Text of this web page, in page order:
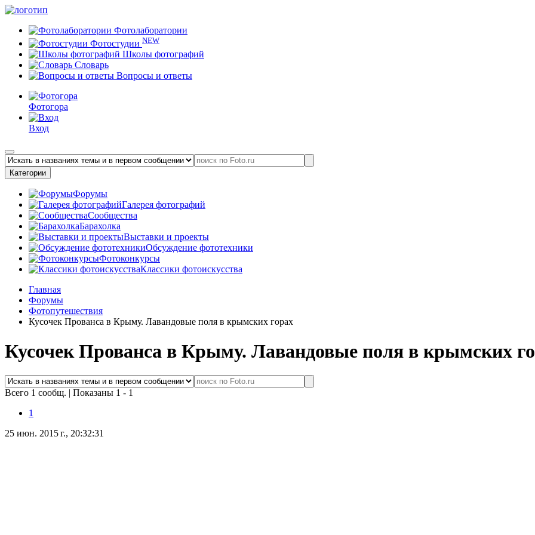
Фотолаборатории
Фотостудии NEW
Школы фотографий
Словарь
Вопросы и ответы
Фотогора
Вход
Категории
Форумы
Галерея фотографий
Сообщества
Барахолка
Выставки и проекты
Обсуждение фототехники
Фотоконкурсы
Классики фотоискусства
Главная
Форумы
Фотопутешествия
Кусочек Прованса в Крыму. Лавандовые поля в крымских горах
Кусочек Прованса в Крыму. Лавандовые поля в крымских
Всего 1 сообщ. | Показаны 1 - 1
1
25 июн. 2015 г., 20:32:31